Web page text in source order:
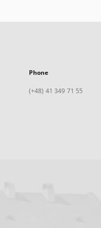
Phone
(+48) 41 349 71 55